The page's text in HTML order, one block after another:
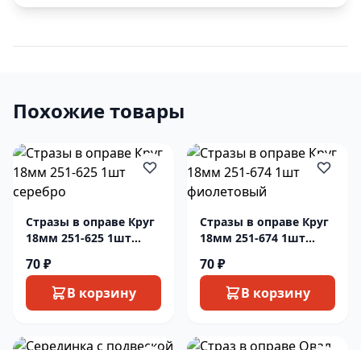
Похожие товары
Стразы в оправе Круг
18мм 251-625 1шт
70 ₽
В корзину
Стразы в оправе Круг
18мм 251-674 1шт
70 ₽
В корзину